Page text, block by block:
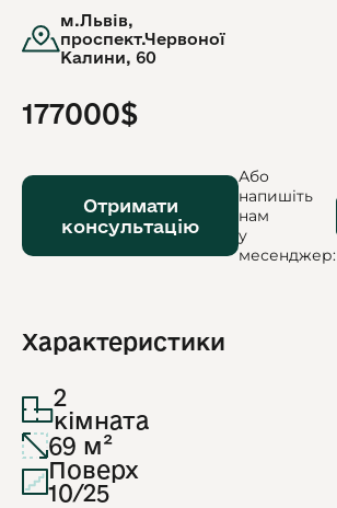
м.Львів,
проспект.Червоної
Калини, 60
177000$
Отримати
консультацію
Або
напишіть
нам
у
месенджер:
Характеристики
2
кімната
69 м²
Поверх
10/25